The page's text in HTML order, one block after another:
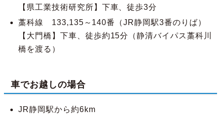
【県工業技術研究所】下車、徒歩3分
藁科線 133,135～140番（JR静岡駅3番のりば）
【大門橋】下車、徒歩約15分（静清バイパス藁科川
橋を渡る）
車でお越しの場合
JR静岡駅から約6km